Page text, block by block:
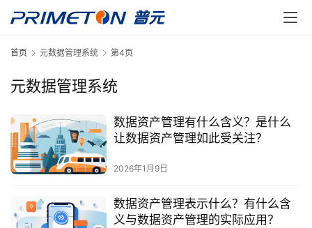
首页 元数据管理系统 第4页
元数据管理系统
数据资产管理有什么含义？是什么
让数据资产管理如此受关注？
2026年1月9日
数据资产管理表示什么？有什么含
义与数据资产管理的实际应用？